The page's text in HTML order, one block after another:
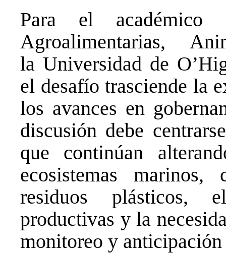
Para el
Agroalimentarias,
la Universidad de
el desafío trasciende la
los avances en
discusión debe
que continúan
ecosistemas
residuos plásticos,
productivas y la
monitoreo y